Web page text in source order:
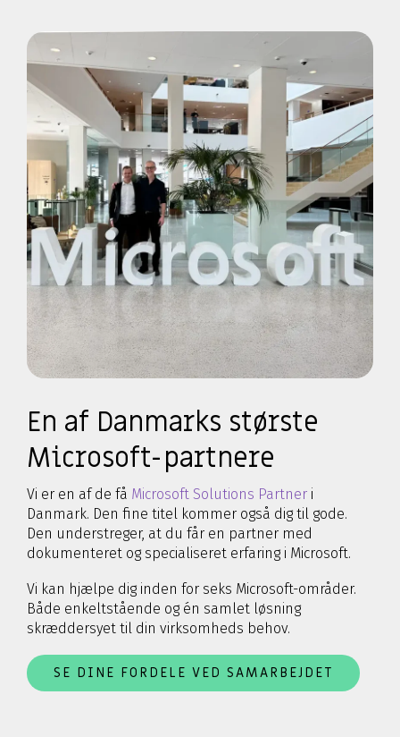
En af Danmarks største
Microsoft-partnere
Vi er en af de få Microsoft Solutions Partner i
Danmark. Den fine titel kommer også dig til gode.
Den understreger, at du får en partner med
dokumenteret og specialiseret erfaring i Microsoft.
Vi kan hjælpe dig inden for seks Microsoft-områder.
Både enkeltstående og én samlet løsning
skræddersyet til din virksomheds behov.
SE DINE FORDELE VED SAMARBEJDET